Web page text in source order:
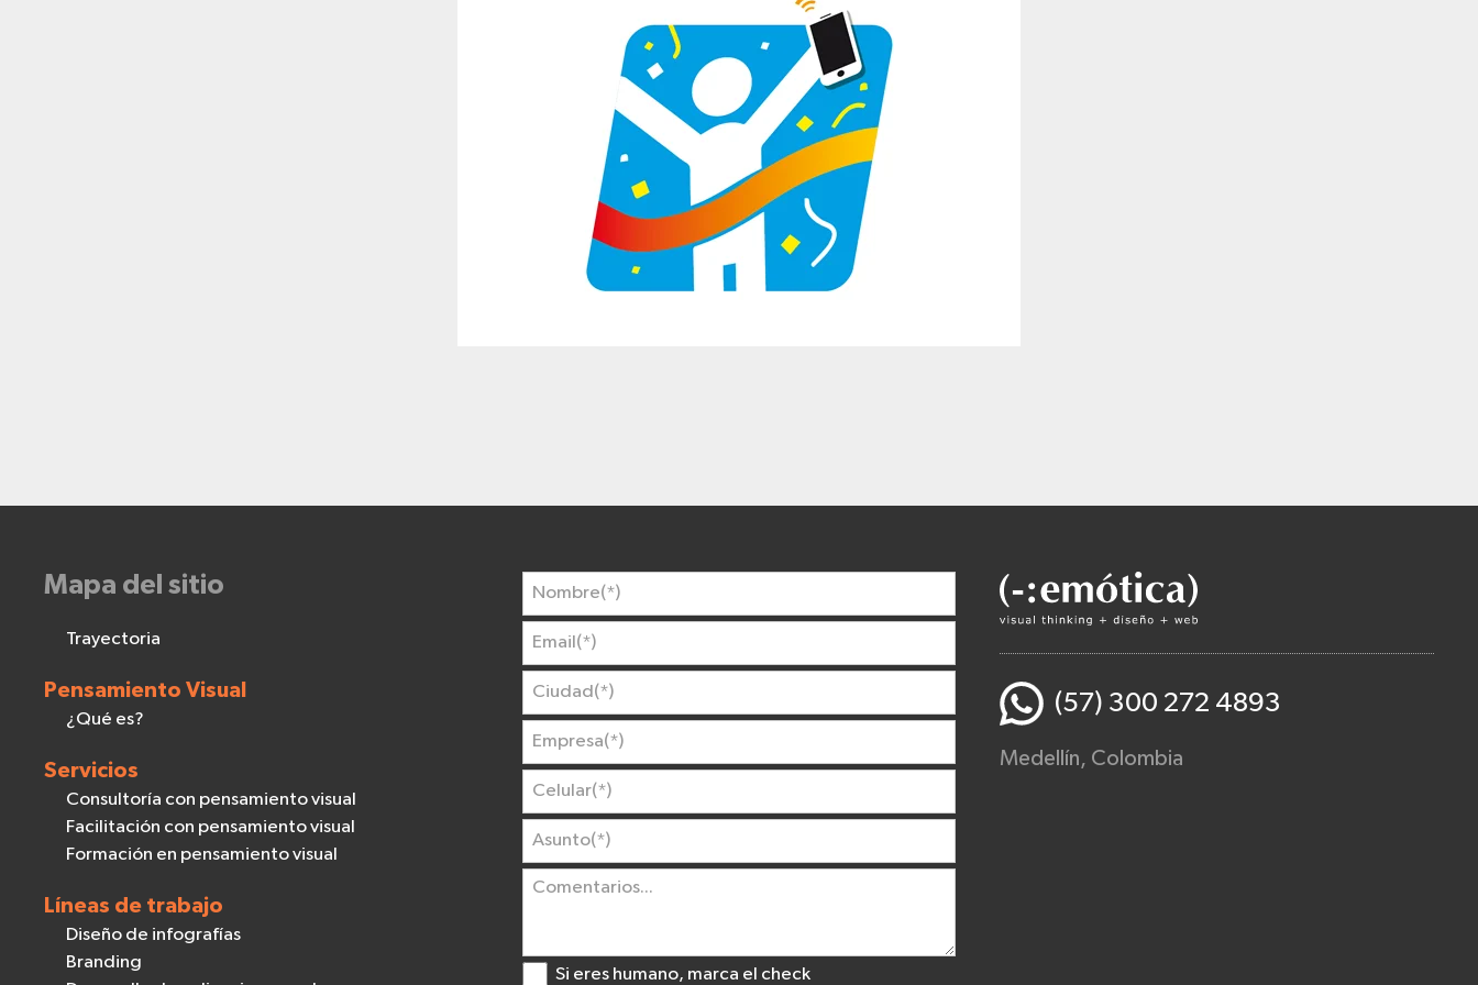
Mapa del sitio
Trayectoria
Pensamiento Visual
¿Qué es?
Servicios
Consultoría con pensamiento visual
Facilitación con pensamiento visual
Formación en pensamiento visual
Líneas de trabajo
Diseño de infografías
Branding
Si eres humano, marca el check
(57) 300 272 4893
Medellín, Colombia